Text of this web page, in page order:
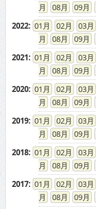
08
09
2022: 01 02 03
08
09
2021: 01 02 03
08
09
2020: 01 02 03
08
09
2019: 01 02 03
08
09
2018: 01 02 03
08
09
2017: 01 02 03
08
09